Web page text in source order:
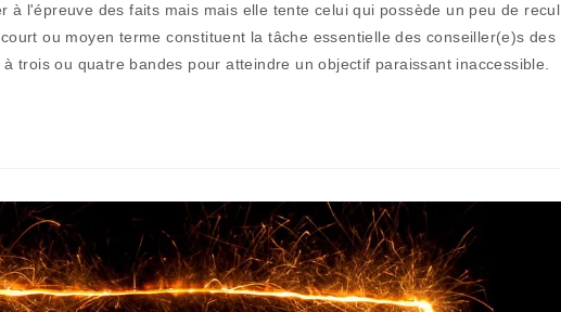
à l'épreuve des faits mais mais elle tente celui qui possède un peu de recul
ou moyen terme constituent la tâche essentielle des conseiller(e)s des
trois ou quatre bandes pour atteindre un objectif paraissant inaccessible.